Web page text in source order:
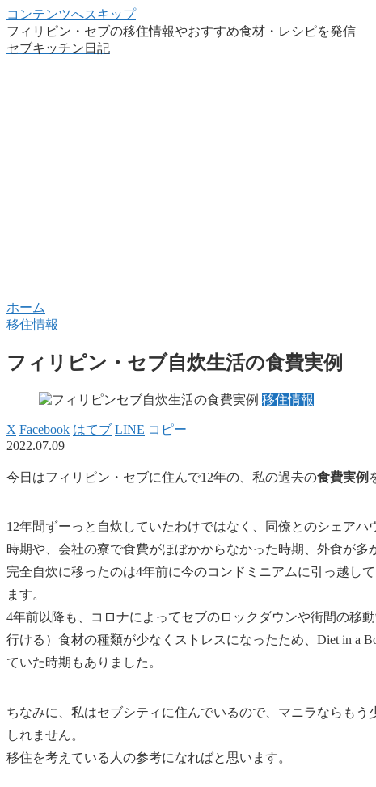
コンテンツへスキップ
フィリピン・セブの移住情報やおすすめ食材・レシピを発信
セブキッチン日記
ホーム
移住情報
フィリピン・セブ自炊生活の食費実例
移住情報
X Facebook はてブ LINE コピー
2022.07.09
今日はフィリピン・セブに住んで12年の、私の過去の食費実例
12年間ずーっと自炊していたわけではなく、同僚とのシェア
時期や、会社の寮で食費がほぼかからなかった時期、外食が多
完全自炊に移ったのは4年前に今のコンドミニアムに引っ越し
ます。
4年前以降も、コロナによってセブのロックダウンや街間の移
行ける）食材の種類が少なくストレスになったため、Diet in a
ていた時期もありました。
ちなみに、私はセブシティに住んでいるので、 マニラならもう
しれません。
移住を考えている人の参考になればと思います。